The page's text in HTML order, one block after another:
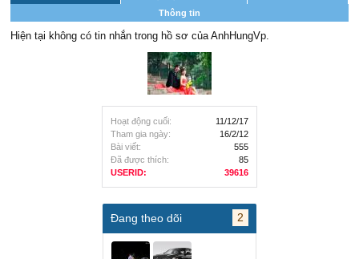
Hoạt động cuối:
11/12/17
Tham gia ngày:
16/2/12
Bài viết:
555
Đã được thích:
85
USERID:
39616
Đang theo dõi 2
Thông tin
Hiện tại không có tin nhắn trong hồ sơ của AnhHungVp.